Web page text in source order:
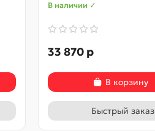
В наличии ✓
33 870 р
В корзину
Быстрый заказ